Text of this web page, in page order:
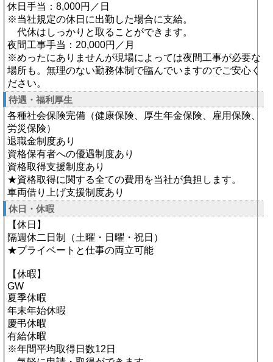
休日手当：8,000円／日
※当社規定の休日に出勤した場合に支給。
代休はしっかりと取ることができます。
夜間工事手当：20,000円／月
※めったにありませんが現場によっては夜間工事が必要な
場所も。無理のない勤務体制で臨んでいますのでご安心く
ださい。
待遇・福利厚生
各種社会保険完備（健康保険、厚生年金保険、雇用保険、
労災保険）
退職金制度あり
資格保有者への優遇制度あり
資格取得支援制度あり
★資格取得に関する全ての費用を当社が負担します。
車両借り上げ支援制度あり
休日・休暇
【休日】
隔週休二日制（土曜・日曜・祝日）
★プライベートと仕事の両立可能
【休暇】
GW
夏季休暇
年末年始休暇
慶弔休暇
有給休暇
※年間平均取得日数12日